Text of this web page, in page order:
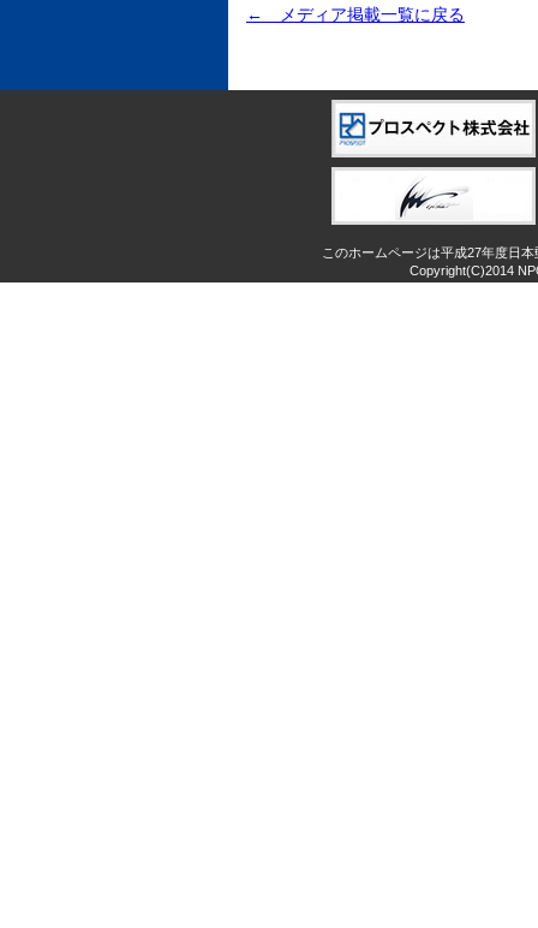
← メディア掲載一覧に戻る
このホームページは平成27年度日
Copyright(C)2014